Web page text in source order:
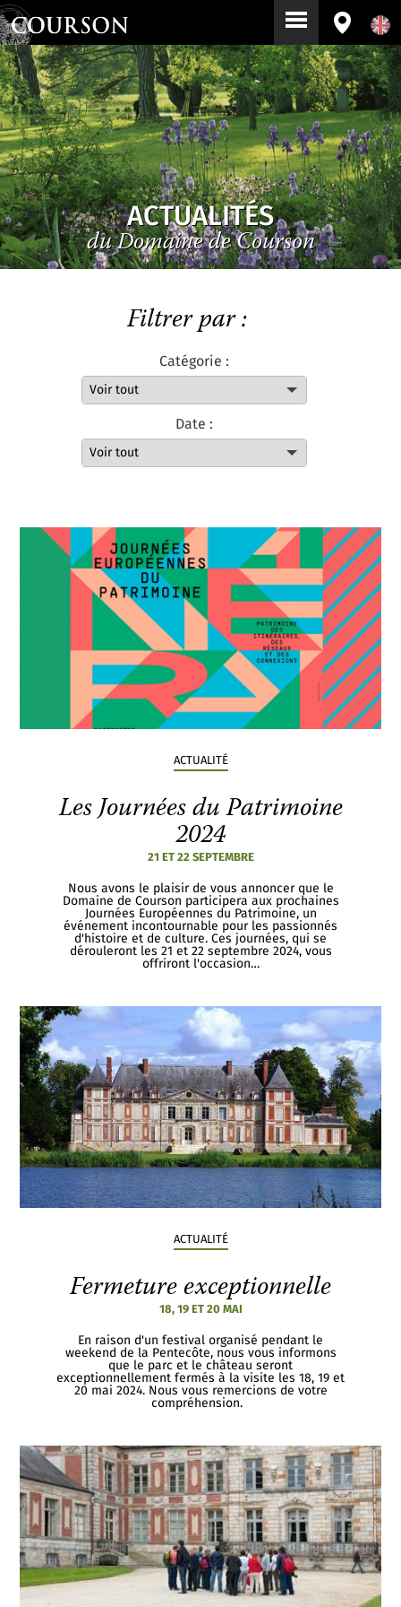
ACTUALITÉS
du Domaine de Courson
Filtrer par :
Catégorie :
Date :
ACTUALITÉ
Les Journées du Patrimoine
2024
21 ET 22 SEPTEMBRE
Nous avons le plaisir de vous annoncer que le
Domaine de Courson participera aux prochaines
Journées Européennes du Patrimoine, un
événement incontournable pour les passionnés
d'histoire et de culture. Ces journées, qui se
dérouleront les 21 et 22 septembre 2024, vous
offriront l'occasion…
ACTUALITÉ
Fermeture exceptionnelle
18, 19 ET 20 MAI
En raison d'un festival organisé pendant le
weekend de la Pentecôte, nous vous informons
que le parc et le château seront
exceptionnellement fermés à la visite les 18, 19 et
20 mai 2024. Nous vous remercions de votre
compréhension.